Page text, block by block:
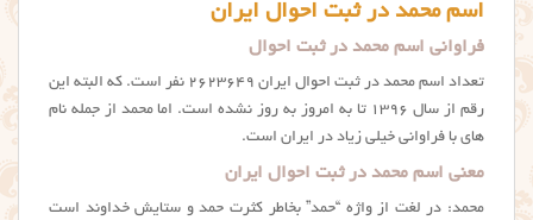
اسم محمد در ثبت احوال ایران
فراوانی اسم محمد در ثبت احوال
تعداد اسم محمد در ثبت احوال ایران ۲۶۲۳۶۴۹
نفر است. که البته این
رقم از سال ۱۳۹۶ تا به امروز به روز نشده است. اما محمد از جمله نام
های با فراوانی خیلی زیاد در ایران است.
معنی اسم محمد در ثبت احوال ایران
محمد: در لغت از واژه “حمد” بخاطر کثرت حمد و ستایش خداوند است